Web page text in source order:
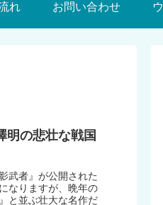
れ お問い合わせ
明の悲壮な戦国
武者』が公開された
なりますが、晩年の
と並ぶ壮大な名作だ